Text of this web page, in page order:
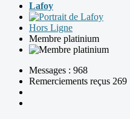
Lafoy
Hors Ligne
Membre platinium
Messages : 968
Remerciements reçus 269